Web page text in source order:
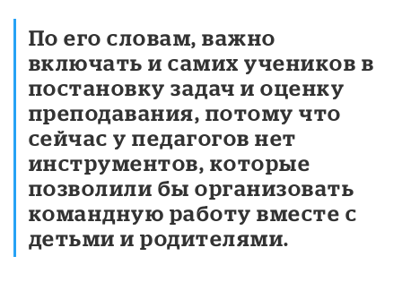
По его словам, важно
включать и самих учеников в
постановку задач и оценку
преподавания, потому что
сейчас у педагогов нет
инструментов, которые
позволили бы организовать
командную работу вместе с
детьми и родителями.